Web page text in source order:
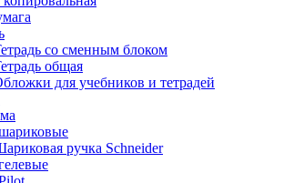
со сменным блоком
общая
для учебников и тетрадей
ручка Schneider